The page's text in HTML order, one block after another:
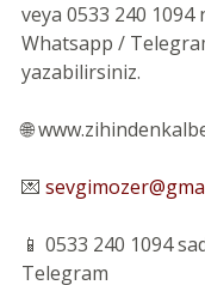
veya 0533 240
Whatsapp /
yazabilirsiniz.
🌐
💌
📱 0533 240 1094
Telegram